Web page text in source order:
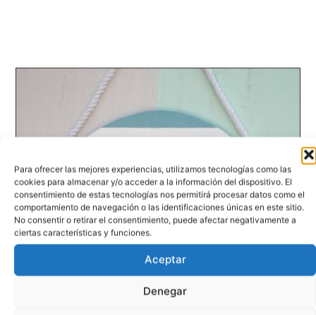
Para ofrecer las mejores experiencias, utilizamos tecnologías como las
cookies para almacenar y/o acceder a la información del dispositivo. El
consentimiento de estas tecnologías nos permitirá procesar datos como el
comportamiento de navegación o las identificaciones únicas en este sitio.
No consentir o retirar el consentimiento, puede afectar negativamente a
ciertas características y funciones.
Aceptar
Denegar